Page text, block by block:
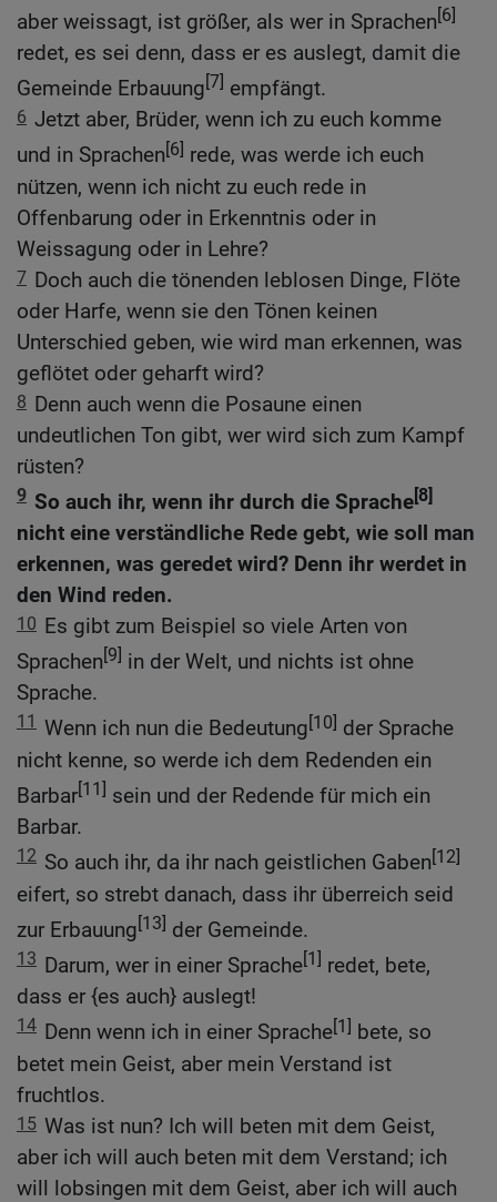
aber weissagt, ist größer, als wer in Sprachen[6]
redet, es sei denn, dass er es auslegt, damit die
Gemeinde Erbauung[7] empfängt.
6 Jetzt aber, Brüder, wenn ich zu euch komme
und in Sprachen[6] rede, was werde ich euch
nützen, wenn ich nicht zu euch rede in
Offenbarung oder in Erkenntnis oder in
Weissagung oder in Lehre?
7 Doch auch die tönenden leblosen Dinge, Flöte
oder Harfe, wenn sie den Tönen keinen
Unterschied geben, wie wird man erkennen, was
geflötet oder geharft wird?
8 Denn auch wenn die Posaune einen
undeutlichen Ton gibt, wer wird sich zum Kampf
rüsten?
9 So auch ihr, wenn ihr durch die Sprache[8]
nicht eine verständliche Rede gebt, wie soll man
erkennen, was geredet wird? Denn ihr werdet in
den Wind reden.
10 Es gibt zum Beispiel so viele Arten von
Sprachen[9] in der Welt, und nichts ist ohne
Sprache.
11 Wenn ich nun die Bedeutung[10] der Sprache
nicht kenne, so werde ich dem Redenden ein
Barbar[11] sein und der Redende für mich ein
Barbar.
12 So auch ihr, da ihr nach geistlichen Gaben[12]
eifert, so strebt danach, dass ihr überreich seid
zur Erbauung[13] der Gemeinde.
13 Darum, wer in einer Sprache[1] redet, bete,
dass er {es auch} auslegt!
14 Denn wenn ich in einer Sprache[1] bete, so
betet mein Geist, aber mein Verstand ist
fruchtlos.
15 Was ist nun? Ich will beten mit dem Geist,
aber ich will auch beten mit dem Verstand; ich
will lobsingen mit dem Geist, aber ich will auch